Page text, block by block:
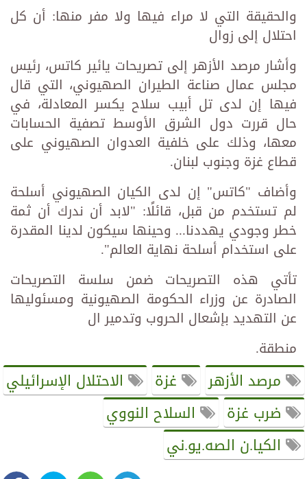
والحقيقة التي لا مراء فيها ولا مفر منها: أن كل
احتلال إلى زوال
وأشار مرصد الأزهر إلى تصريحات يائير كاتس، رئيس
مجلس عمال صناعة الطيران الصهيوني، التي قال
فيها إن لدى تل أبيب سلاح يكسر المعادلة، في
حال قررت دول الشرق الأوسط تصفية الحسابات
معها، وذلك على خلفية العدوان الصهيوني على
قطاع غزة وجنوب لبنان.
وأضاف "كاتس" إن لدى الكيان الصهيوني أسلحة
لم تستخدم من قبل، قائلًا: "لابد أن ندرك أن ثمة
خطر وجودي يهددنا... وحينها سيكون لدينا المقدرة
على استخدام أسلحة نهاية العالم".
تأتي هذه التصريحات ضمن سلسة التصريحات
الصادرة عن وزراء الحكومة الصهيونية ومسئوليها
عن التهديد بإشعال الحروب وتدمير ال
منطقة.
مرصد الأزهر غزة
الاحتلال الإسرائيلي
ضرب غزة
السلاح النووي
الكيا.ن الصه.يو.ني